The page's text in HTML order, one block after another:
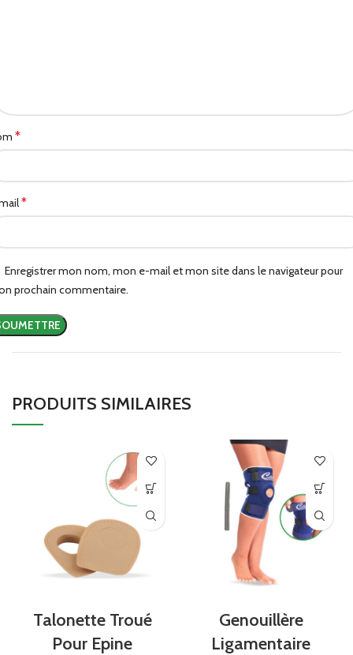
*
*
Enregistrer mon nom, mon e-mail et mon site dans le navigateur pour
prochain commentaire.
PRODUITS SIMILAIRES
Talonette Troué
Pour Epine
Genouillère
Ligamentaire